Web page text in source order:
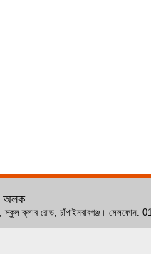
অলক
স্কুল ক্লাব রোড, চাঁপাইনবাবগঞ্জ।